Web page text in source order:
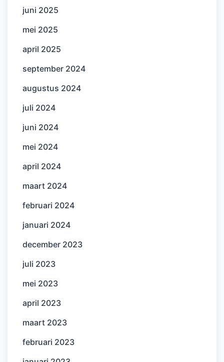
juni 2025
mei 2025
april 2025
september 2024
augustus 2024
juli 2024
juni 2024
mei 2024
april 2024
maart 2024
februari 2024
januari 2024
december 2023
juli 2023
mei 2023
april 2023
maart 2023
februari 2023